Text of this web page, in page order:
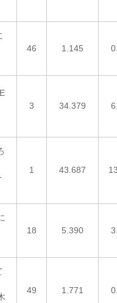
46 1.145
3 34.379
1 43.687
18 5.390
49 1.771